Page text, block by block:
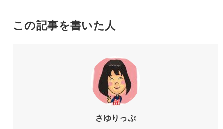
この記事を書いた人
さゆりっぷ